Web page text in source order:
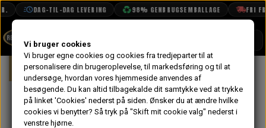
DAG-TIL-DAG LEVERING 98% GENBRUGSEMBALLAGE FRI
BOOK TID
PROJEKTER
TEKNISK DATA
Forside Mini Styling Fælge & Dæk
BRM Hjulsæt
Vi bruger cookies
Vi bruger egne cookies og cookies fra tredjeparter til at
personalisere din brugeroplevelse, til markedsføring og til at
undersøge, hvordan vores hjemmeside anvendes af
besøgende. Du kan altid tilbagekalde dit samtykke ved at trykke
på linket 'Cookies' nederst på siden. Ønsker du at ændre hvilke
cookies vi benytter? Så tryk på "Skift mit cookie valg" nederst i
venstre hjørne.